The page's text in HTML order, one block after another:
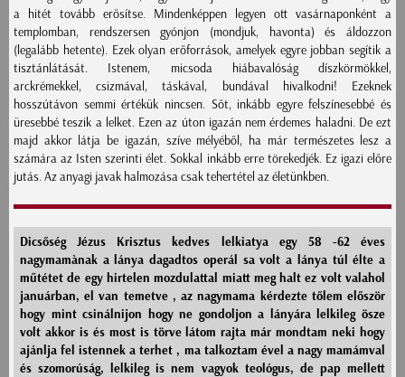
a hitét tovább erősítse. Mindenképpen legyen ott vasárnaponként a
templomban, rendszersen gyónjon (mondjuk, havonta) és áldozzon
(legalább hetente). Ezek olyan erőforrások, amelyek egyre jobban segítik a
tisztánlátását. Istenem, micsoda hiábavalóság díszkörmökkel,
arckrémekkel, csizmával, táskával, bundával hivalkodni! Ezeknek
hosszútávon semmi értékük nincsen. Sőt, inkább egyre felszínesebbé és
üresebbé teszik a lelket. Ezen az úton igazán nem érdemes haladni. De ezt
majd akkor látja be igazán, szíve mélyéből, ha már természetes lesz a
számára az Isten szerinti élet. Sokkal inkább erre törekedjék. Ez igazi előre
jutás. Az anyagi javak halmozása csak tehertétel az életünkben.
Dicsőség Jézus Krisztus kedves lelkiatya egy 58 -62 éves
nagymamànak a lánya dagadtos operál sa volt a lánya túl élte a
műtétet de egy hirtelen mozdulattal miatt meg halt ez volt valahol
januárban, el van temetve , az nagymama kérdezte tőlem először
hogy mint csinálnijon hogy ne gondoljon a lányára lelkileg ösze
volt akkor is és most is törve látom rajta már mondtam neki hogy
ajánlja fel istennek a terhet , ma talkoztam ével a nagy mamámval
és szomorúság, lelkileg is nem vagyok teológus, de pap mellett